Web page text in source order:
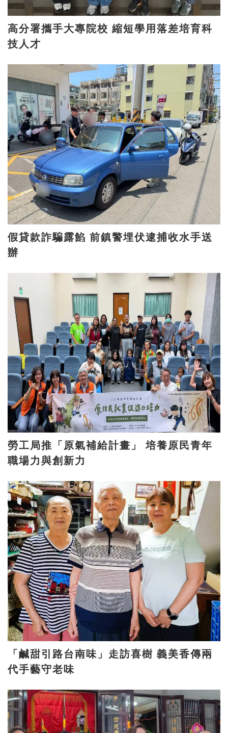
高分署攜手大專院校 縮短學用落差培育科
技人才
假貸款詐騙露餡 前鎮警埋伏逮捕收水手送
辦
勞工局推「原氣補給計畫」 培養原民青年
職場力與創新力
「鹹甜引路台南味」走訪喜樹 義美香傳兩
代手藝守老味